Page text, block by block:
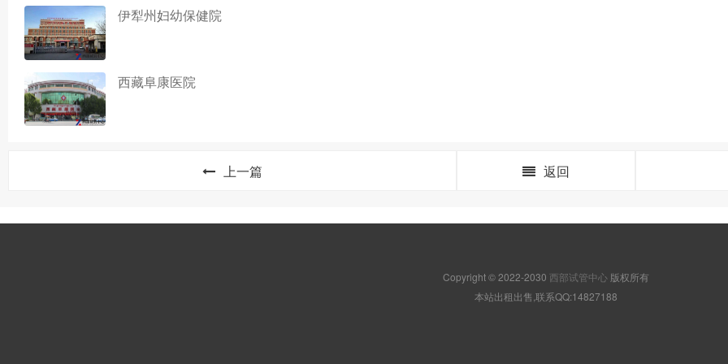
伊犁州妇幼保健院
西藏阜康医院
上一篇 返回
Copyright © 2022-2030 西部试管中心 版权所有
本站出租出售,联系QQ:14827188